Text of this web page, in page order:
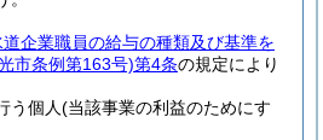
企業職員の給与の種類及び基準を
市条例第163号)第4条の規定により
う個人(当該事業の利益のためにす